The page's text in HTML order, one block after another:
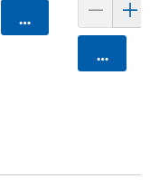
카트에 담기
카트에